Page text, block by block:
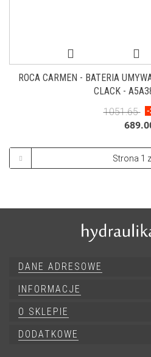
ROCA CARMEN - BATERIA
CLACK -
1051.65
-
DANE ADRESOWE
INFORMACJE
O SKLEPIE
DODATKOWE